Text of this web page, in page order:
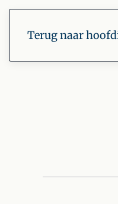
Terug naar